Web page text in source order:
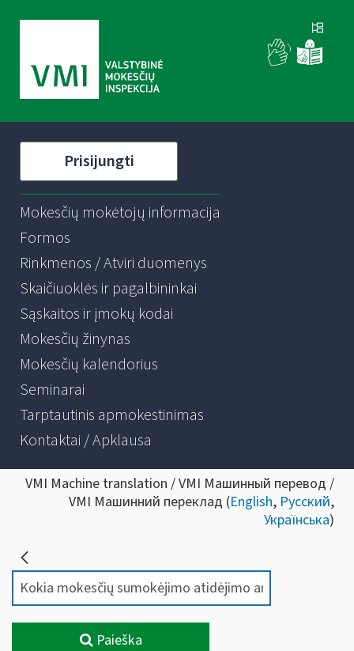
Prisijungti
Mokesčių mokėtojų informacija
Formos
Rinkmenos / Atviri duomenys
Skaičiuoklės ir pagalbininkai
Sąskaitos ir įmokų kodai
Mokesčių žinynas
Mokesčių kalendorius
Seminarai
Tarptautinis apmokestinimas
Kontaktai / Apklausa
VMI Machine translation / VMI Машинный перевод /
VMI Машинний переклад (English, Русский,
Українська)
Paieška